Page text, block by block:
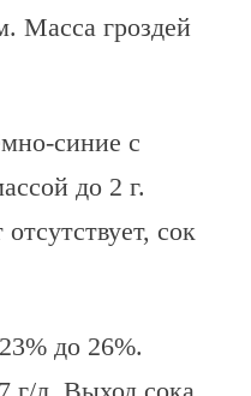
Масса гроздей
синие с
до 2 г.
сок
до 26%.